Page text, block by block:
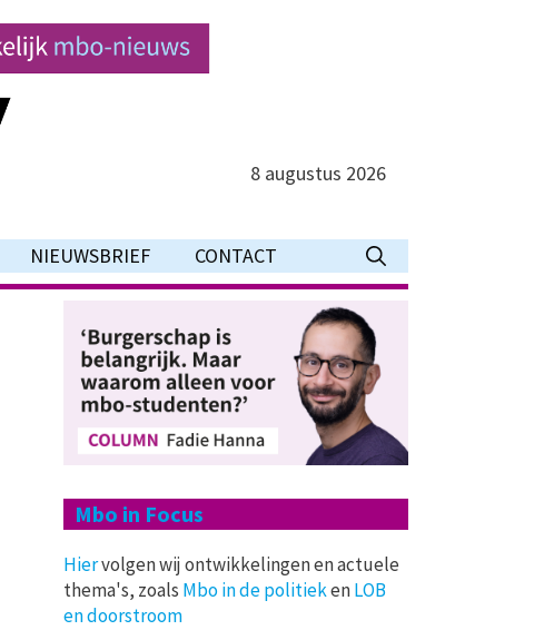
8 augustus 2026
NIEUWSBRIEF CONTACT
Mbo in Focus
Hiervolgen wij ontwikkelingen en actuele
thema's, zoals Mbo in de politiekenLOB
en doorstroom